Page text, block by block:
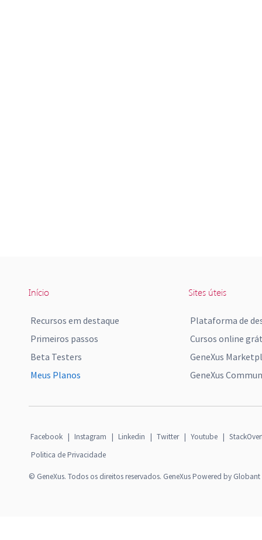
Início
Recursos em destaque
Primeiros passos
Beta Testers
Meus Planos
Sites úteis
Plataforma de
Cursos online
GeneXus
GeneXus
Facebook | Instagram | Linkedin | Twitter | Youtube |
Politica de Privacidade
© GeneXus. Todos os direitos reservados. GeneXus Powered by Globant